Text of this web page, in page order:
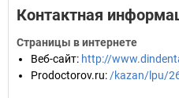
Контактная
Страницы в интернете
Веб-сайт: http://
Prodoctorov.ru: /kazan/lpu/